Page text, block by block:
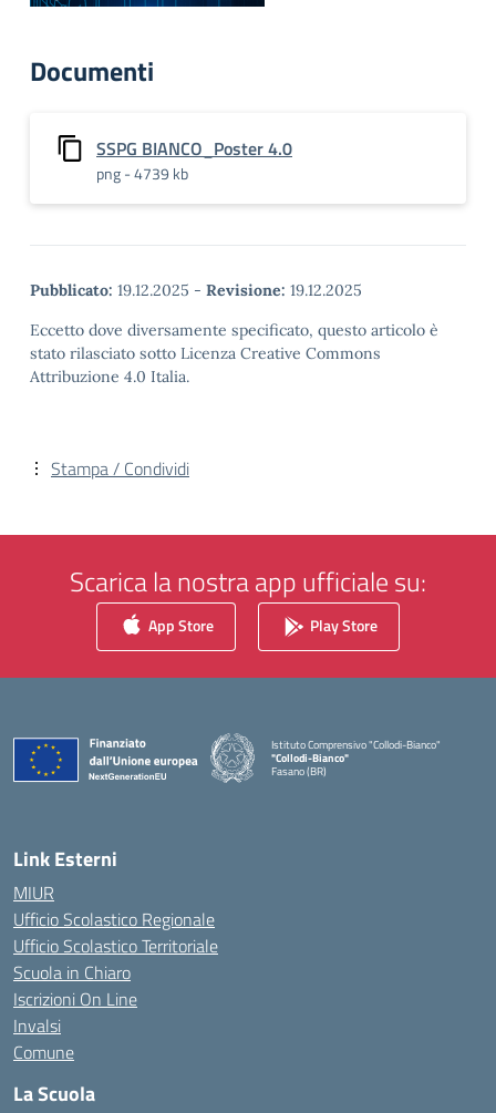
Documenti
SSPG BIANCO_Poster 4.0
png - 4739 kb
Pubblicato: 19.12.2025 - Revisione: 19.12.2025
Eccetto dove diversamente specificato, questo articolo è
stato rilasciato sotto Licenza Creative Commons
Attribuzione 4.0 Italia.
Stampa / Condividi
Scarica la nostra app ufficiale su:
App Store Play Store
Istituto Comprensivo "Collodi-Bianco"
"Collodi-Bianco"
Fasano (BR)
Link Esterni
MIUR
Ufficio Scolastico Regionale
Ufficio Scolastico Territoriale
Scuola in Chiaro
Iscrizioni On Line
Invalsi
Comune
La Scuola